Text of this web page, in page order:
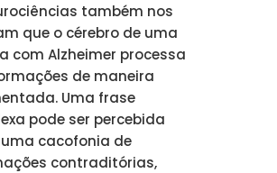
também nos
que o cérebro de uma
com Alzheimer processa
de maneira
Uma frase
pode ser percebida
cacofonia de
contraditórias,